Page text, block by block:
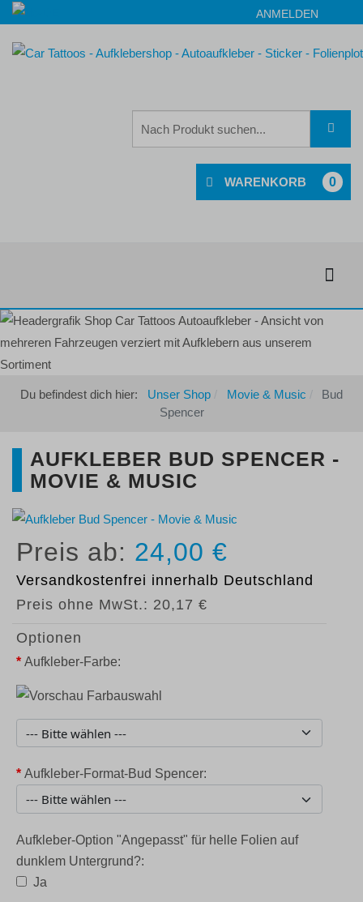
ANMELDEN
0
Du befindest dich hier: Unser Shop Movie & Music
Bud
Spencer
AUFKLEBER BUD SPENCER -
MOVIE & MUSIC
24,00 €
Versandkostenfrei innerhalb Deutschland
Preis ohne MwSt.: 20,17 €
Optionen
* Aufkleber-Farbe:
* Aufkleber-Format-Bud Spencer:
Aufkleber-Option "Angepasst" für helle Folien auf
dunklem Untergrund?:
Ja